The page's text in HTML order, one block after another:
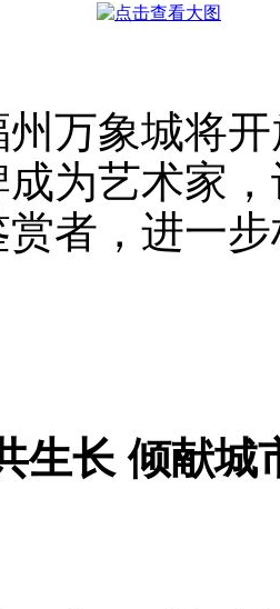
万象城将
为艺术家
者，进一
生长 倾献城